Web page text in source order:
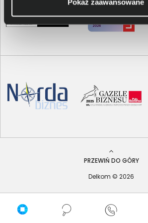
Pokaż zaawansowane
PRZEWIŃ DO GÓRY
Delkom © 2026